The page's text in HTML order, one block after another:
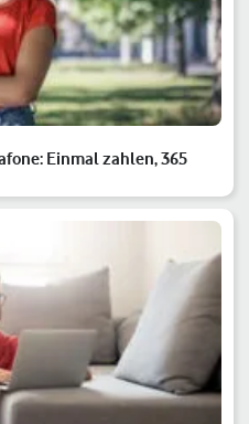
Einmal zahlen, 365